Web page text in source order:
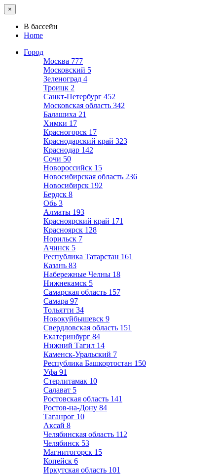
×
В бассейн
Home
Город
Москва 777
Московский 5
Зеленоград 4
Троицк 2
Санкт-Петербург 452
Московская область 342
Балашиха 21
Химки 17
Красногорск 17
Краснодарский край 323
Краснодар 142
Сочи 50
Новороссийск 15
Новосибирская область 236
Новосибирск 192
Бердск 8
Обь 3
Алматы 193
Красноярский край 171
Красноярск 128
Норильск 7
Ачинск 5
Республика Татарстан 161
Казань 83
Набережные Челны 18
Нижнекамск 5
Самарская область 157
Самара 97
Тольятти 34
Новокуйбышевск 9
Свердловская область 151
Екатеринбург 84
Нижний Тагил 14
Каменск-Уральский 7
Республика Башкортостан 150
Уфа 91
Стерлитамак 10
Салават 5
Ростовская область 141
Ростов-на-Дону 84
Таганрог 10
Аксай 8
Челябинская область 112
Челябинск 53
Магнитогорск 15
Копейск 6
Иркутская область 101